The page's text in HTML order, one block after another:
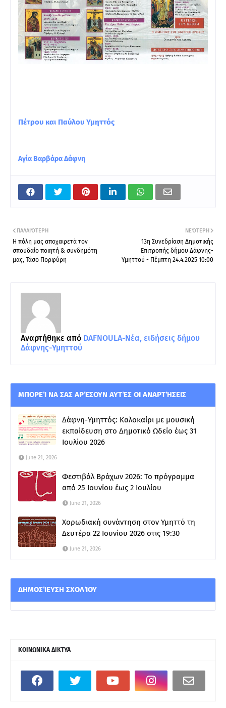
Πέτρου και Παύλου Υμηττός
Αγία Βαρβάρα Δάφνη
ΝΕΌΤΕΡΗ
13η Συνεδρίαση Δημοτικής
Επιτροπής δήμου Δάφνης-
Υμηττού - Πέμπτη 24.4.2025 10:00
ΠΑΛΑΙΌΤΕΡΗ
Η πόλη μας αποχαιρετά τον
σπουδαίο ποιητή & συνδημότη
μας, Τάσο Πορφύρη
Αναρτήθηκε από DAFNOULA-Νέα, ειδήσεις δήμου
Δάφνης-Υμηττού
ΜΠΟΡΕΊ ΝΑ ΣΑΣ ΑΡΈΣΟΥΝ ΑΥΤΈΣ ΟΙ ΑΝΑΡΤΉΣΕΙΣ
Δάφνη-Υμηττός: Καλοκαίρι με μουσική
εκπαίδευση στο Δημοτικό Ωδείο έως 31
Ιουλίου 2026
June 21, 2026
Φεστιβάλ Βράχων 2026: Το πρόγραμμα
από 25 Ιουνίου έως 2 Ιουλίου
June 21, 2026
Χορωδιακή συνάντηση στον Υμηττό τη
Δευτέρα 22 Ιουνίου 2026 στις 19:30
June 21, 2026
ΔΗΜΟΣΊΕΥΣΗ ΣΧΟΛΊΟΥ
ΚΟΙΝΩΝΙΚΑ ΔΙΚΤΥΑ